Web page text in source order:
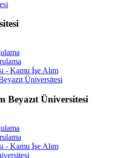
- Kamu İşe Alım
Beyazıt Üniversitesi
- Kamu İşe Alım